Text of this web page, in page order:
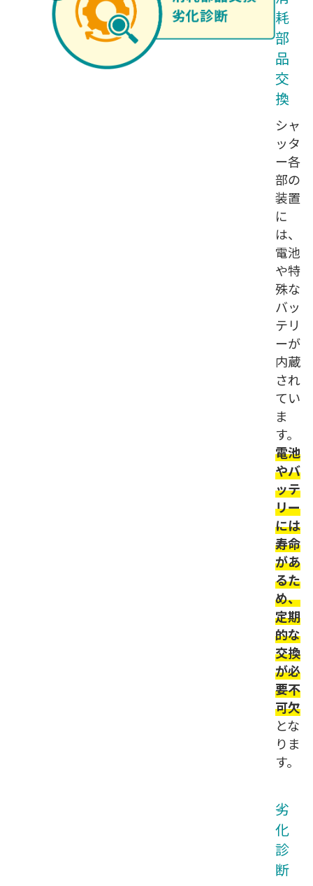
耗
部
品
交
換
シャ
ッタ
ー各
部の
装置
に
は、
電池
や特
殊な
バッ
テリ
ーが
内蔵
され
てい
ま
す。
電池
やバ
ッテ
リー
には
寿命
があ
るた
め、
定期
的な
交換
が必
要不
可欠
とな
りま
す。
劣
化
診
断